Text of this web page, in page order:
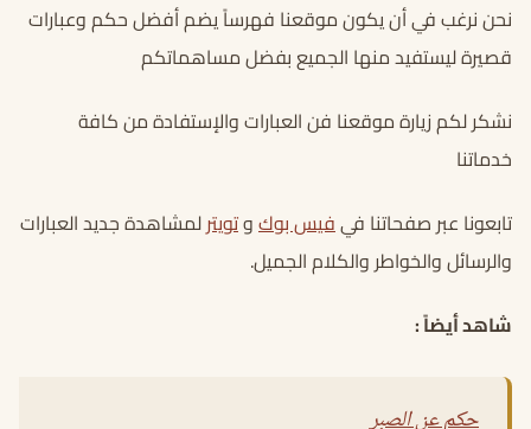
نحن نرغب في أن يكون موقعنا فهرساً يضم أفضل حكم وعبارات
قصيرة ليستفيد منها الجميع بفضل مساهماتكم
نشكر لكم زيارة موقعنا فن العبارات والإستفادة من كافة
خدماتنا
تابعونا عبر صفحاتنا فيفيس بوكوتويترلمشاهدة جديد العبارات
والرسائل والخواطر والكلام الجميل.
شاهد أيضاً :
حكم عن الصبر